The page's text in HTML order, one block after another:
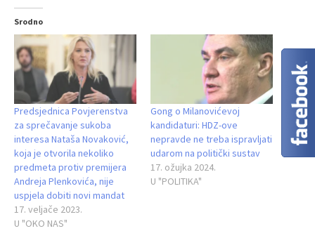
Srodno
Predsjednica Povjerenstva
za sprečavanje sukoba
interesa Nataša Novaković,
koja je otvorila nekoliko
predmeta protiv premijera
Andreja Plenkovića, nije
uspjela dobiti novi mandat
17. veljače 2023.
U "OKO NAS"
Gong o Milanovićevoj
kandidaturi: HDZ-ove
nepravde ne treba ispravljati
udarom na politički sustav
17. ožujka 2024.
U "POLITIKA"